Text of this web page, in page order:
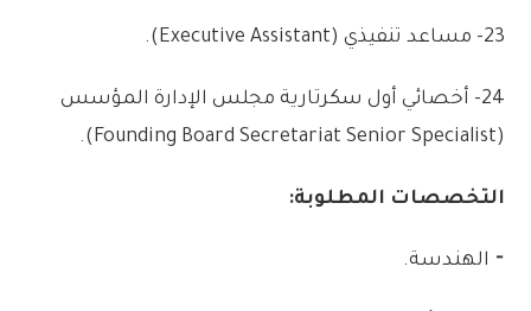
23- مساعد تنفيذي (
Executive Assistant
)
.
24- أخصائي أول سكرتارية مجلس الإدارة المؤسس
(
Founding Board Secretariat Senior Specialist
)
.
التخصصات المطلوبة:
⁃ الهندسة.